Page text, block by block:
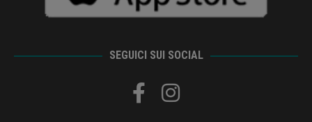
SEGUICI SUI SOCIAL